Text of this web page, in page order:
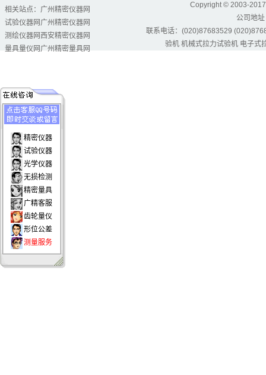
相关站点： 广州精密仪器网
试验仪器网 广州精密仪器网
测绘仪器网 西安精密仪器网
量具量仪网 广州精密量具网
Copyright © 2003-2017
公司地
联系电话：(020)87683529
验机 机械式拉力试验机 电子式
精密仪器
试验仪器
光学仪器
无损检测
精密量具
广精客服
齿轮量仪
形位公差
测量服务